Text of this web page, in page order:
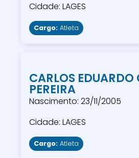
Cidade: LAGES
Cargo: Atleta
CARLOS EDUARDO
PEREIRA
Nascimento: 23/11/2005
Cidade: LAGES
Cargo: Atleta